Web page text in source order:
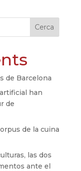
Cerca
de Barcelona
han
de
de la cuina
las dos
ante el